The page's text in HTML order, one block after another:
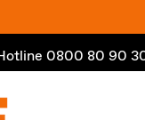
0800 80 90